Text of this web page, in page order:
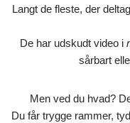
Langt de fleste, der
De har udskudt video i
sårbart
Men ved du hvad?
Du får trygge rammer,